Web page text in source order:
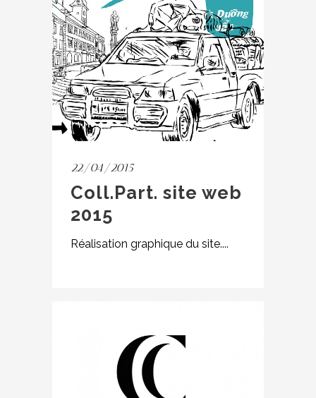
22/04/2015
Coll.Part. site web
2015
Réalisation graphique du site....